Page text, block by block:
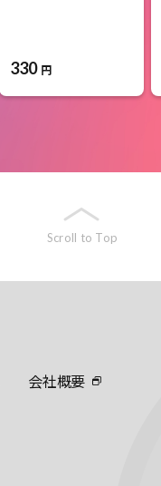
330 円
Scroll to Top
会社概要